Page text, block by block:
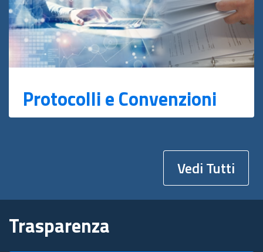
Protocolli e Convenzioni
Vedi Tutti
Trasparenza